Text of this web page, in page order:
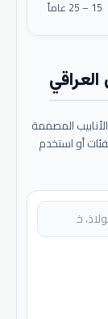
15 – 25 عاماً
المصممة
أو استخدم